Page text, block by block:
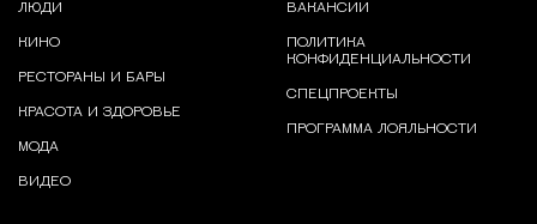
ЛЮДИ
КИНО
РЕСТОРАНЫ И БАРЫ
КРАСОТА И ЗДОРОВЬЕ
МОДА
ВИДЕО
ВАКАНСИИ
ПОЛИТИКА
КОНФИДЕНЦИАЛЬНОСТИ
СПЕЦПРОЕКТЫ
ПРОГРАММА ЛОЯЛЬНОСТИ